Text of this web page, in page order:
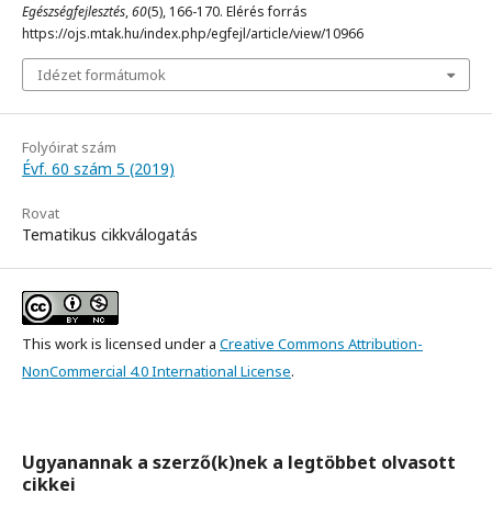
Egészségfejlesztés,60(5), 166-170. Elérés forrás
https://ojs.mtak.hu/index.php/egfejl/article/view/10966
Idézet formátumok
Folyóirat szám
Évf. 60 szám 5 (2019)
Rovat
Tematikus cikkválogatás
This work is licensed under a Creative Commons Attribution-
NonCommercial 4.0 International License.
Ugyanannak a szerző(k)nek a legtöbbet olvasott
cikkei